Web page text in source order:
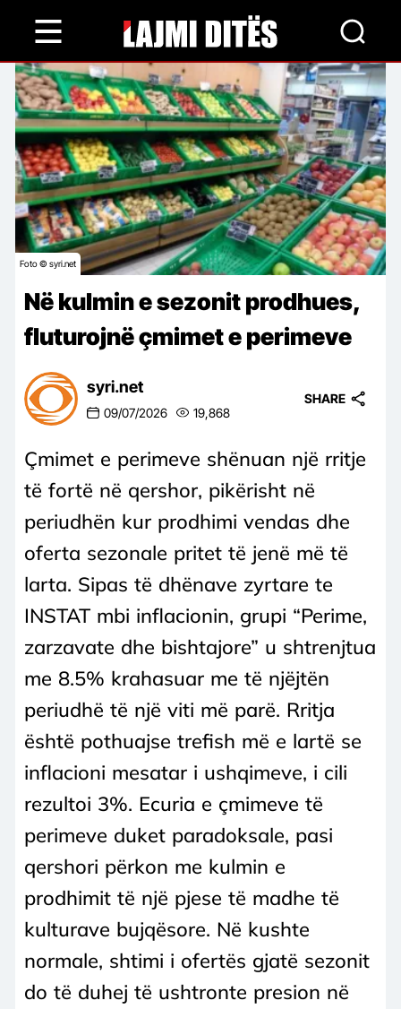
content
Foto © syri.net
Në kulmin e sezonit prodhues,
fluturojnë çmimet e perimeve
syri.net
09/07/2026 19,868
SHARE
Çmimet e perimeve shënuan një rritje
të fortë në qershor, pikërisht në
periudhën kur prodhimi vendas dhe
oferta sezonale pritet të jenë më të
larta. Sipas të dhënave zyrtare te
INSTAT mbi inflacionin, grupi “Perime,
zarzavate dhe bishtajore” u shtrenjtua
me 8.5% krahasuar me të njëjtën
periudhë të një viti më parë. Rritja
është pothuajse trefish më e lartë se
inflacioni mesatar i ushqimeve, i cili
rezultoi 3%. Ecuria e çmimeve të
perimeve duket paradoksale, pasi
qershori përkon me kulmin e
prodhimit të një pjese të madhe të
kulturave bujqësore. Në kushte
normale, shtimi i ofertës gjatë sezonit
do të duhej të ushtronte presion në